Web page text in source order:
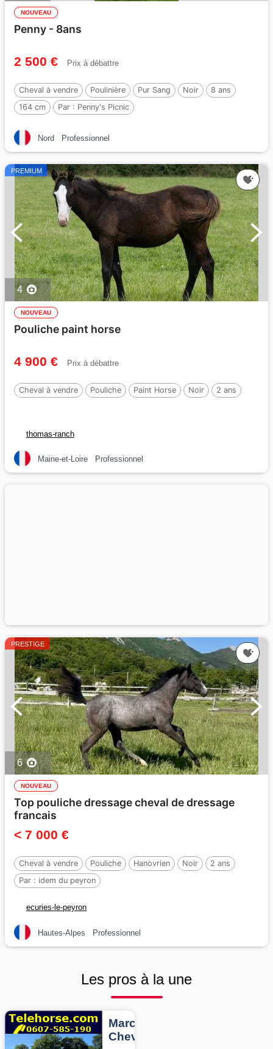
NOUVEAU
Penny - 8ans
2 500 € Prix à débattre
Cheval à vendre Poulinière Pur Sang Noir
8 ans
164 cm
Par : Penny's Picnic
Nord Professionnel
PREMIUM
4
NOUVEAU
Pouliche paint horse
4 900 € Prix à débattre
Cheval à vendre Pouliche Paint Horse Noir 2 ans
thomas-ranch
Maine-et-Loire Professionnel
PRESTIGE
6
NOUVEAU
Top pouliche dressage cheval de dressage
francais
< 7 000 €
Cheval à vendre Pouliche Hanovrien Noir
2 ans
Par : idem du peyron
ecuries-le-peyron
Hautes-Alpes Professionnel
Les pros à la une
Marcheurs
Chevaux